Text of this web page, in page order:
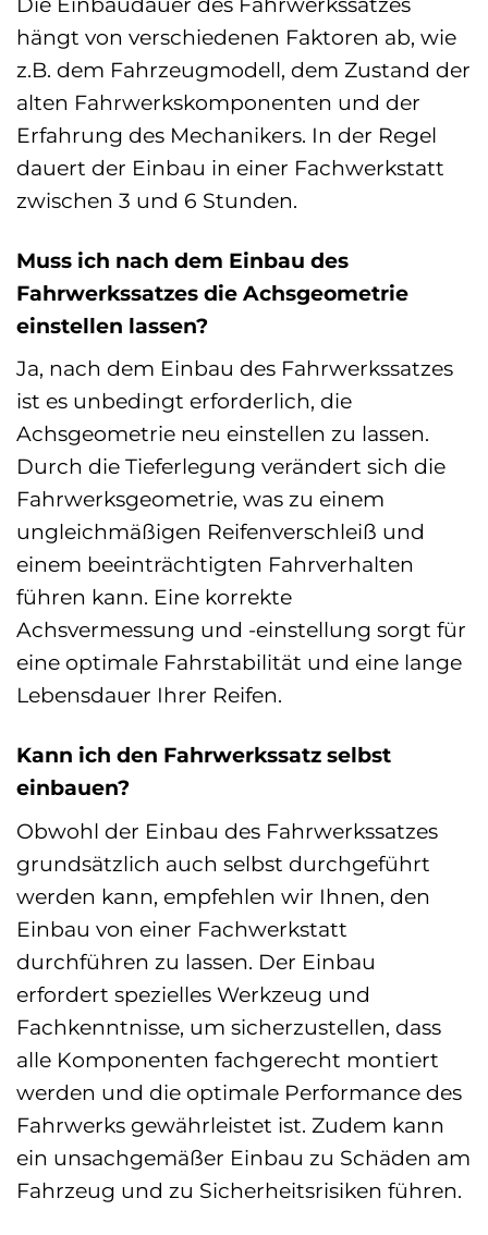
hängt von verschiedenen Faktoren ab, wie
z.B. dem Fahrzeugmodell, dem Zustand der
alten Fahrwerkskomponenten und der
Erfahrung des Mechanikers. In der Regel
dauert der Einbau in einer Fachwerkstatt
zwischen 3 und 6 Stunden.
Muss ich nach dem Einbau des
Fahrwerkssatzes die Achsgeometrie
einstellen lassen?
Ja, nach dem Einbau des Fahrwerkssatzes
ist es unbedingt erforderlich, die
Achsgeometrie neu einstellen zu lassen.
Durch die Tieferlegung verändert sich die
Fahrwerksgeometrie, was zu einem
ungleichmäßigen Reifenverschleiß und
einem beeinträchtigten Fahrverhalten
führen kann. Eine korrekte
Achsvermessung und -einstellung sorgt für
eine optimale Fahrstabilität und eine lange
Lebensdauer Ihrer Reifen.
Kann ich den Fahrwerkssatz selbst
einbauen?
Obwohl der Einbau des Fahrwerkssatzes
grundsätzlich auch selbst durchgeführt
werden kann, empfehlen wir Ihnen, den
Einbau von einer Fachwerkstatt
durchführen zu lassen. Der Einbau
erfordert spezielles Werkzeug und
Fachkenntnisse, um sicherzustellen, dass
alle Komponenten fachgerecht montiert
werden und die optimale Performance des
Fahrwerks gewährleistet ist. Zudem kann
ein unsachgemäßer Einbau zu Schäden am
Fahrzeug und zu Sicherheitsrisiken führen.